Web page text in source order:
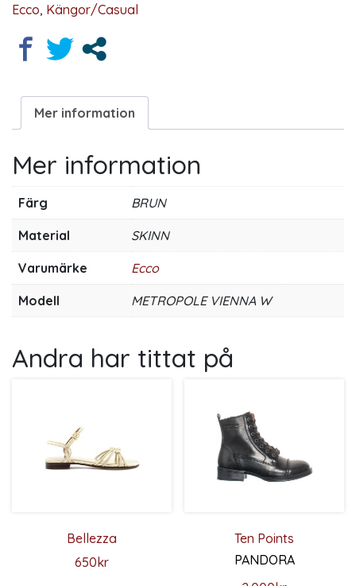
Ecco, Kängor/Casual
Mer information
Mer information
Färg BRUN
Material SKINN
Varumärke Ecco
Modell METROPOLE VIENNA W
Andra har tittat på
Bellezza
650kr
Ten Points
PANDORA